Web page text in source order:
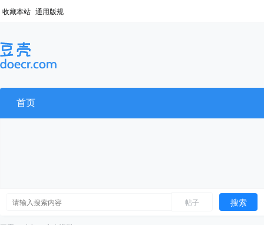
收藏本站 通用版规
首页
帖子 搜索